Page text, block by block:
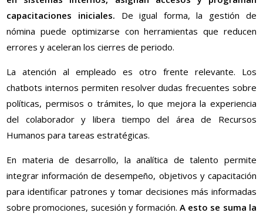
capacitaciones iniciales. De igual forma, la gestión de
nómina puede optimizarse con herramientas que reducen
errores y aceleran los cierres de periodo.
La atención al empleado es otro frente relevante. Los
chatbots internos permiten resolver dudas frecuentes sobre
políticas, permisos o trámites, lo que mejora la experiencia
del colaborador y libera tiempo del área de Recursos
Humanos para tareas estratégicas.
En materia de desarrollo, la analítica de talento permite
integrar información de desempeño, objetivos y capacitación
para identificar patrones y tomar decisiones más informadas
sobre promociones, sucesión y formación.A esto se suma la